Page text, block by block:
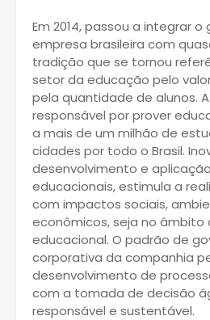
Em 2014, passou a integrar o
empresa brasileira com
tradição que se tornou
setor da educação pelo
pela quantidade de alunos.
responsável por prover
a mais de um milhão de
cidades por todo o Brasil.
desenvolvimento e
educacionais, estimula a
com impactos sociais,
econômicos, seja no âmbito
educacional. O padrão de
corporativa da companhia
desenvolvimento de
com a tomada de decisão
responsável e sustentável.